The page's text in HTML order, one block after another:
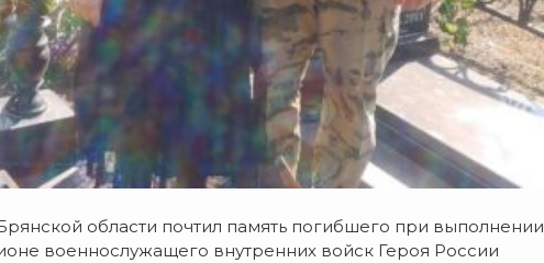
области почтил память погибшего при выполнении
военнослужащего внутренних войск Героя России